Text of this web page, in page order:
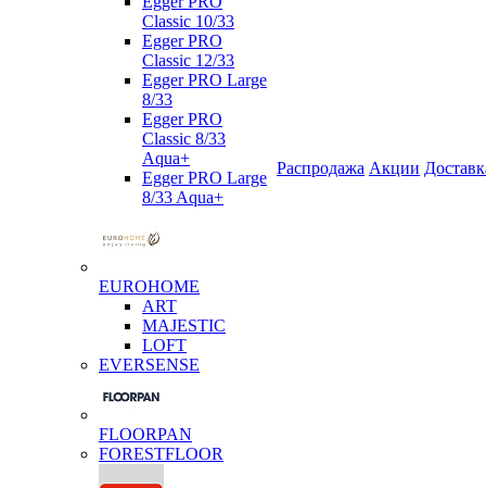
Classic 10/33
Egger PRO
Classic 12/33
Egger PRO Large
8/33
Egger PRO
Classic 8/33
Aqua+
Egger PRO Large
8/33 Aqua+
EUROHOME
ART
MAJESTIC
LOFT
EVERSENSE
FLOORPAN
FORESTFLOOR
Распродажа Акции